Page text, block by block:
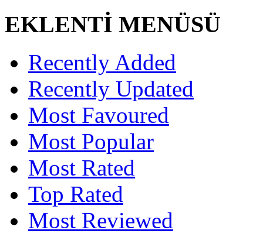
EKLENTİ MENÜSÜ
Recently Added
Recently Updated
Most Favoured
Most Popular
Most Rated
Top Rated
Most Reviewed